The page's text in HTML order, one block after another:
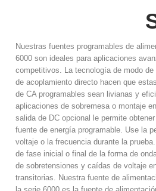
Nuestras fuentes programables de
6000 son ideales para aplicaciones
competitivos. La tecnología de modo
de acoplamiento directo hacen que
de CA programables sean livianas y
aplicaciones de sobremesa o montaje
salida de DC opcional le permite
fuente de energía programable. Use la
voltaje o la frecuencia durante la
de fase inicial o final de la forma de
de sobretensiones y caídas de voltaje
transitorias. Nuestra fuente de